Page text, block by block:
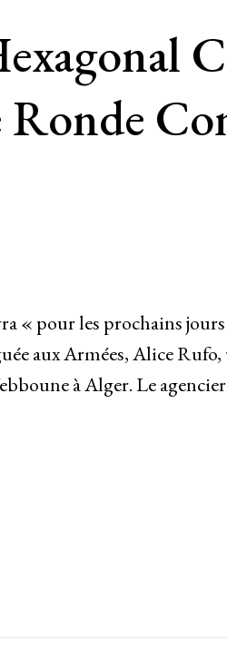
« pour les prochains
aux Armées, Alice
à Alger. Le